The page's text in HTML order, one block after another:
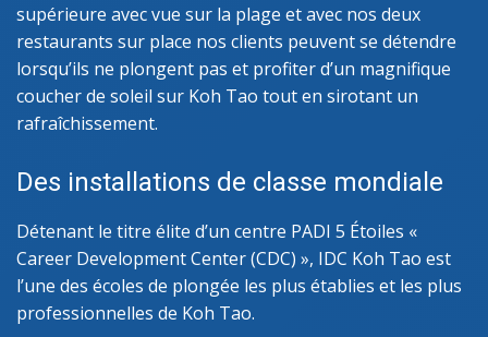
supérieure avec vue sur la plage et avec nos deux
restaurants sur place nos clients peuvent se détendre
lorsqu’ils ne plongent pas et profiter d’un magnifique
coucher de soleil sur Koh Tao tout en sirotant un
rafraîchissement.
Des installations de classe mondiale
Détenant le titre élite d’un centre PADI 5 Étoiles «
Career Development Center (CDC) », IDC Koh Tao est
l’une des écoles de plongée les plus établies et les plus
professionnelles de Koh Tao.